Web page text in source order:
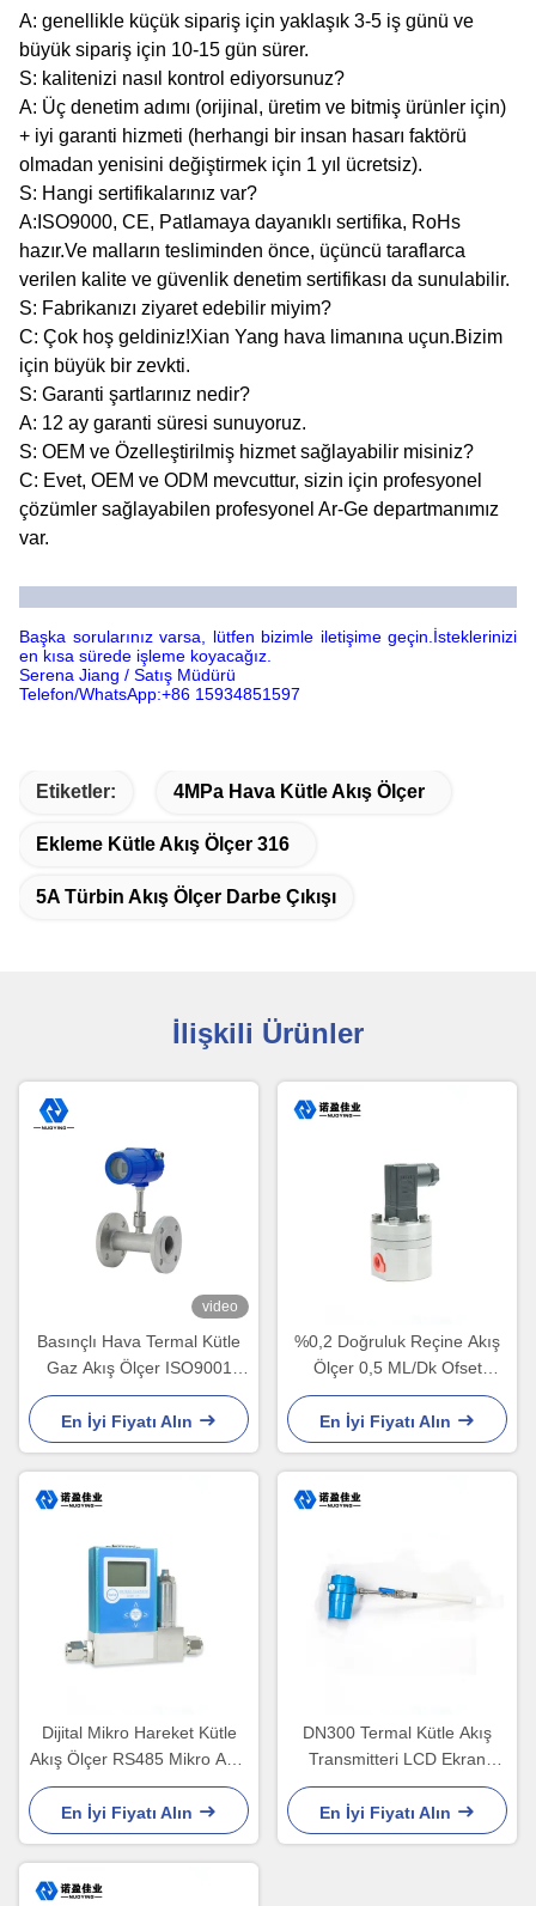
A: genellikle küçük sipariş için yaklaşık 3-5 iş günü ve
büyük sipariş için 10-15 gün sürer.
S: kalitenizi nasıl kontrol ediyorsunuz?
A: Üç denetim adımı (orijinal, üretim ve bitmiş ürünler için)
+ iyi garanti hizmeti (herhangi bir insan hasarı faktörü
olmadan yenisini değiştirmek için 1 yıl ücretsiz).
S: Hangi sertifikalarınız var?
A:ISO9000, CE, Patlamaya dayanıklı sertifika, RoHs
hazır.Ve malların tesliminden önce, üçüncü taraflarca
verilen kalite ve güvenlik denetim sertifikası da sunulabilir.
S: Fabrikanızı ziyaret edebilir miyim?
C: Çok hoş geldiniz!Xian Yang hava limanına uçun.Bizim
için büyük bir zevkti.
S: Garanti şartlarınız nedir?
A: 12 ay garanti süresi sunuyoruz.
S: OEM ve Özelleştirilmiş hizmet sağlayabilir misiniz?
C: Evet, OEM ve ODM mevcuttur, sizin için profesyonel
çözümler sağlayabilen profesyonel Ar-Ge departmanımız
var.
Başka sorularınız varsa, lütfen bizimle iletişime geçin.İsteklerinizi
en kısa sürede işleme koyacağız.
Serena Jiang / Satış Müdürü
Telefon/WhatsApp:+86 15934851597
Etiketler: 4MPa Hava Kütle Akış Ölçer
Ekleme Kütle Akış Ölçer 316
5A Türbin Akış Ölçer Darbe Çıkışı
İlişkili Ürünler
video
Basınçlı Hava Termal Kütle
Gaz Akış Ölçer ISO9001
24VDC 1.5A
En İyi Fiyatı Alın
%0,2 Doğruluk Reçine Akış
Ölçer 0,5 ML/Dk Ofset
Mürekkep Mikro
En İyi Fiyatı Alın
Dijital Mikro Hareket Kütle
Akış Ölçer RS485 Mikro Akış
Kontrol Cihazı
En İyi Fiyatı Alın
DN300 Termal Kütle Akış
Transmitteri LCD Ekran
Paslanmaz Çelik
En İyi Fiyatı Alın